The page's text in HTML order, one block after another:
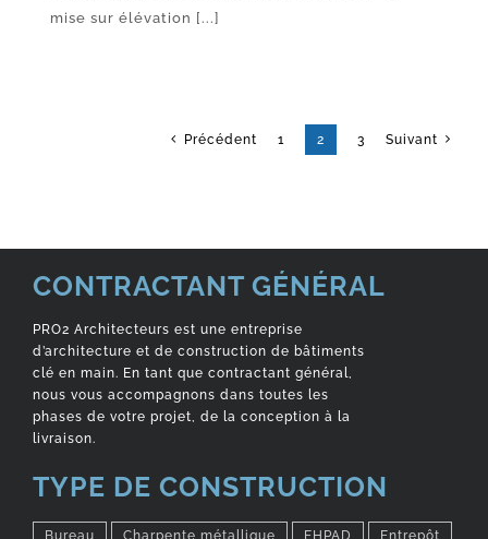
mise sur élévation [...]
Précédent 1 2 3 Suivant
CONTRACTANT GÉNÉRAL
PRO2 Architecteurs est une entreprise
d’architecture et de construction de bâtiments
clé en main. En tant que contractant général,
nous vous accompagnons dans toutes les
phases de votre projet, de la conception à la
livraison.
TYPE DE CONSTRUCTION